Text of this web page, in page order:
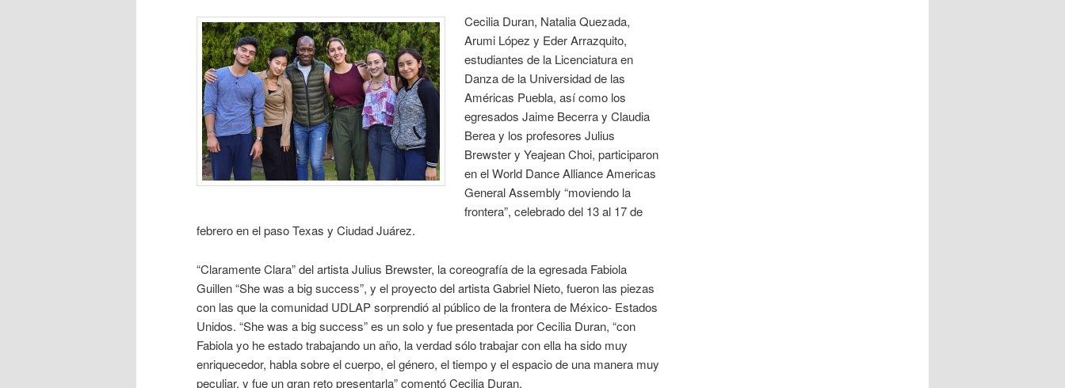
Cecilia Duran, Natalia Quezada,
Arumi López y Eder Arrazquito,
estudiantes de la Licenciatura en
Danza de la Universidad de las
Américas Puebla, así como los
egresados Jaime Becerra y Claudia
Berea y los profesores Julius
Brewster y Yeajean Choi, participaron
en el World Dance Alliance Americas
General Assembly “moviendo la
frontera”, celebrado del 13 al 17 de
febrero en el paso Texas y Ciudad Juárez.
“Claramente Clara” del artista Julius Brewster, la coreografía de la egresada Fabiola
Guillen “She was a big success”, y el proyecto del artista Gabriel Nieto, fueron las piezas
con las que la comunidad UDLAP sorprendió al público de la frontera de México- Estados
Unidos. “She was a big success” es un solo y fue presentada por Cecilia Duran, “con
Fabiola yo he estado trabajando un año, la verdad sólo trabajar con ella ha sido muy
enriquecedor, habla sobre el cuerpo, el género, el tiempo y el espacio de una manera muy
peculiar, y fue un gran reto presentarla” comentó Cecilia Duran.